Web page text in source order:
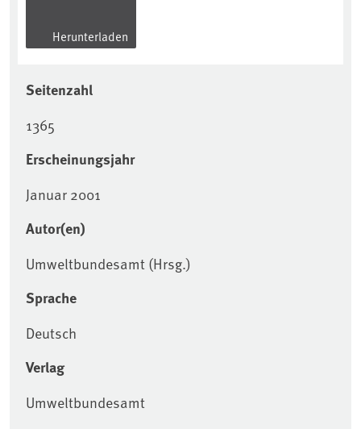
Herunterladen
Seitenzahl
1365
Erscheinungsjahr
Januar 2001
Autor(en)
Umweltbundesamt (Hrsg.)
Sprache
Deutsch
Verlag
Umweltbundesamt